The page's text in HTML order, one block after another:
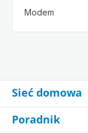
Modem
Sieć domowa
Poradnik